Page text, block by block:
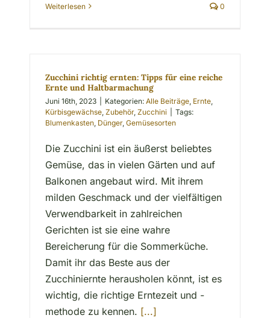
Weiterlesen 0
Zucchini richtig ernten: Tipps für eine reiche
Ernte und Haltbarmachung
Juni 16th, 2023 Kategorien:Alle Beiträge Ernte
Kürbisgewächse ,Zubehör,Zucchini
Tags:
Blumenkasten Dünger,Gemüsesorten
Die Zucchini ist ein äußerst beliebtes
Gemüse, das in vielen Gärten und auf
Balkonen angebaut wird. Mit ihrem
milden Geschmack und der vielfältigen
Verwendbarkeit in zahlreichen
Gerichten ist sie eine wahre
Bereicherung für die Sommerküche.
Damit ihr das Beste aus der
Zucchiniernte herausholen könnt, ist es
wichtig, die richtige Erntezeit und -
methode zu kennen. [...]